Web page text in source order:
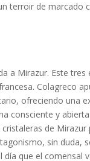
terroir de marcado
a Mirazur. Este tres
Colagreco
ofreciendo una
consciente y
de
sin duda,
que el comensal